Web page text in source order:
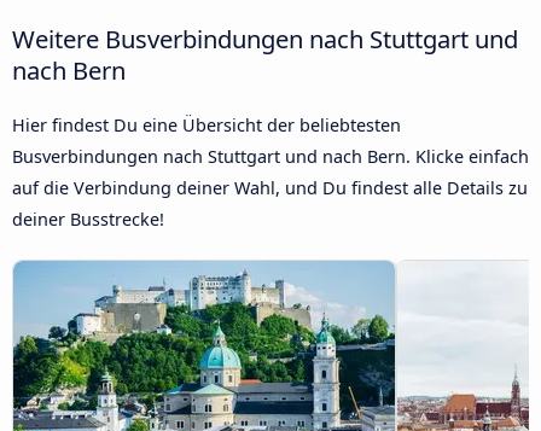
Weitere Busverbindungen nach Stuttgart und
nach Bern
Hier findest Du eine Übersicht der beliebtesten
Busverbindungen nach Stuttgart und nach Bern. Klicke einfach
auf die Verbindung deiner Wahl, und Du findest alle Details zu
deiner Busstrecke!